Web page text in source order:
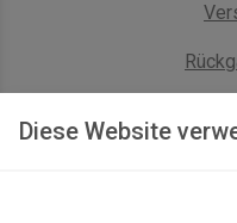
Diese Website